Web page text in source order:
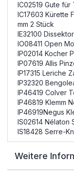
IC02519 Gute für
IC17603 Kürette
mm 2 Stück
IE32100
IO08411 Open
IP02014 Kocher
IP07619 Allis
IP17315 Leriche
IP32320
IP46419 Colver
IP46819 Klemm
IP46919Negus
IS02614 Nélaton
IS18428 Serre-
Weitere